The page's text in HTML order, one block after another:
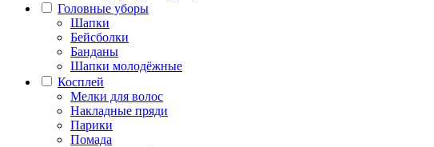
Головные уборы
Шапки
Бейсболки
Банданы
Шапки молодёжные
Косплей
Мелки для волос
Накладные пряди
Парики
Помада